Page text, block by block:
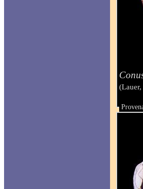
Taille :